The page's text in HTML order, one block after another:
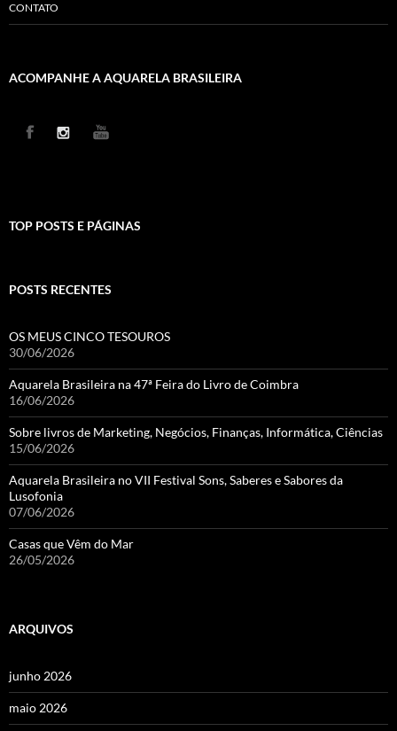
CONTATO
ACOMPANHE A AQUARELA BRASILEIRA
TOP POSTS E PÁGINAS
POSTS RECENTES
OS MEUS CINCO TESOUROS
30/06/2026
Aquarela Brasileira na 47ª Feira do Livro de Coimbra
16/06/2026
Sobre livros de Marketing, Negócios, Finanças, Informática, Ciências
15/06/2026
Aquarela Brasileira no VII Festival Sons, Saberes e Sabores da
Lusofonia
07/06/2026
Casas que Vêm do Mar
26/05/2026
ARQUIVOS
junho 2026
maio 2026